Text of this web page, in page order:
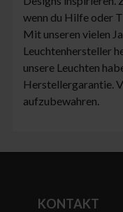
wenn du Hilfe oder
Mit unseren vielen
Leuchtenhersteller
unsere Leuchten
Herstellergarantie.
aufzubewahren.
KONTAKT